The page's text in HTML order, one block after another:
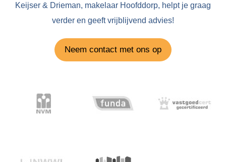
Keijser & Drieman, makelaar Hoofddorp, helpt je graag
verder en geeft vrijblijvend advies!
Neem contact met ons op